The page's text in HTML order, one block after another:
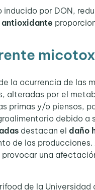
por DON,
ocurrencia de las
alteradas por el
primas y/o piensos,
debido
destacan el daño
de las
una
de la Universidad